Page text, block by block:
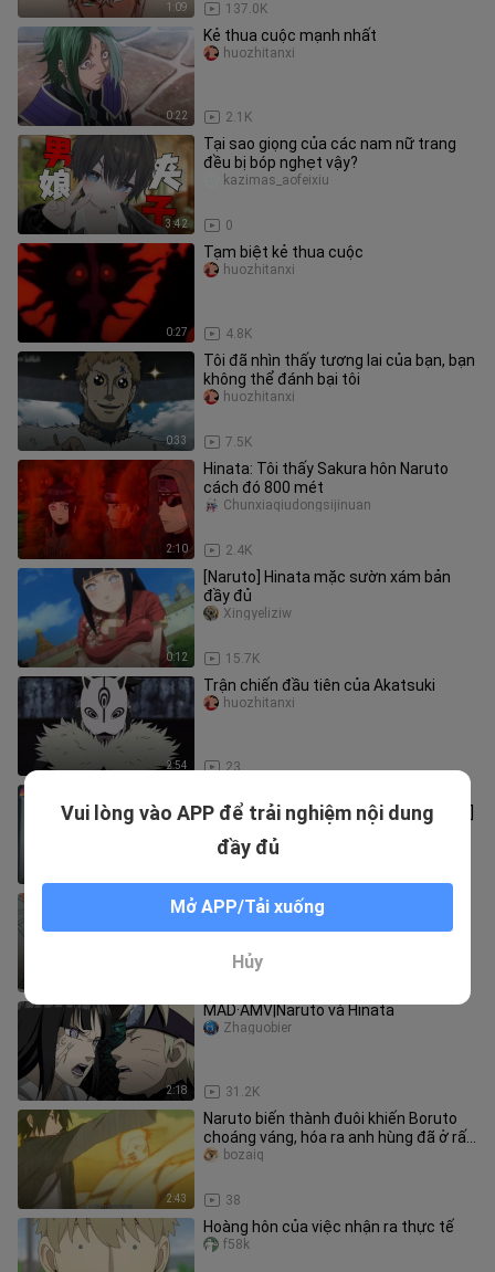
1:09 137.0K
0:22
Kẻ thua cuộc mạnh nhất
2.1K
huozhitanxi
3:42
Tại sao giọng của các nam nữ trang
đều bị bóp nghẹt vậy?
0
kazimas_aofeixiu
0:27
Tạm biệt kẻ thua cuộc
4.8K
huozhitanxi
0:33
Tôi đã nhìn thấy tương lai của bạn, bạn
không thể đánh bại tôi
7.5K
huozhitanxi
2:10
Hinata: Tôi thấy Sakura hôn Naruto
cách đó 800 mét
2.4K
Chunxiaqiudongsijinuan
0:12
[Naruto] Hinata mặc sườn xám bản
đầy đủ
15.7K
Xingyeliziw
2:54
Trận chiến đầu tiên của Akatsuki
23
huozhitanxi
Tập 267 – Trailer [Nhóm Hán Hóa MCE]
Naruto quay ngược thời gian để đoàn
2:18
MAD·AMV|Naruto và Hinata
31.2K
Zhaguobier
2:43
Naruto biến thành đuôi khiến Boruto
choáng váng, hóa ra anh hùng đã ở rất
gần!
38
bozaiq
Hoàng hôn của việc nhận ra thực tế
f58k
Vui lòng vào APP để trải nghiệm nội dung
đầy đủ
Mở APP/Tải xuống
Hủy